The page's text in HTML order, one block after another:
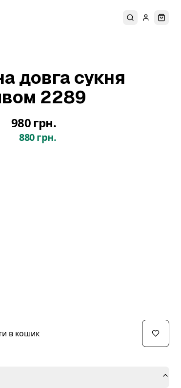
ПошукУвійти
довга сукня
2289
980 грн.
880 грн.
в кошик